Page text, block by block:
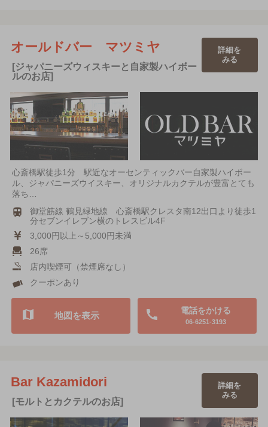
オールドバー マツミヤ
[ジャパニーズウィスキーと自家製ハイボー
ルのお店]
詳細を
みる
心斎橋駅徒歩1分 駅近なオーセンティックバー自家製ハイボー
ル、ジャパニーズウイスキー、オリジナルカクテルが豊富とても
落ち…
御堂筋線 鶴見緑地線 心斎橋駅クレスタ南12出口より徒歩1
分セブンイレブン横のトレスビル4F
3,000円以上～5,000円未満
26席
店内喫煙可（禁煙席なし）
クーポンあり
電話をかける
06-6251-3193
地図を表示
Bar Kazamidori
[モルトとカクテルのお店]
詳細を
みる